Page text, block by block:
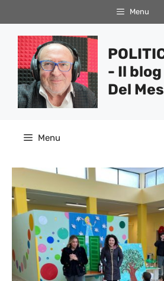
al
contenuto
Menu
- Il
Del
Menu